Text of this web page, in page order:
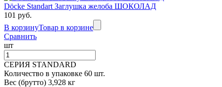
Döcke Standart Заглушка желоба ШОКОЛАД
101 руб.
В корзинуТовар в корзине
Сравнить
шт
СЕРИЯ STANDARD
Количество в упаковке 60 шт.
Вес (брутто) 3,928 кг